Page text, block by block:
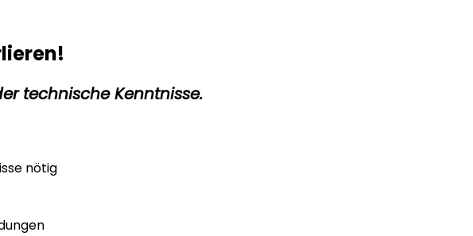
technische Kenntnisse.
nötig